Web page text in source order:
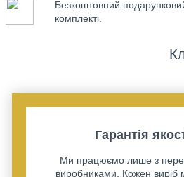
Безкоштовний
комплекті.
Гарантія
Ми працюємо лише з
виробниками. Кожен виріб